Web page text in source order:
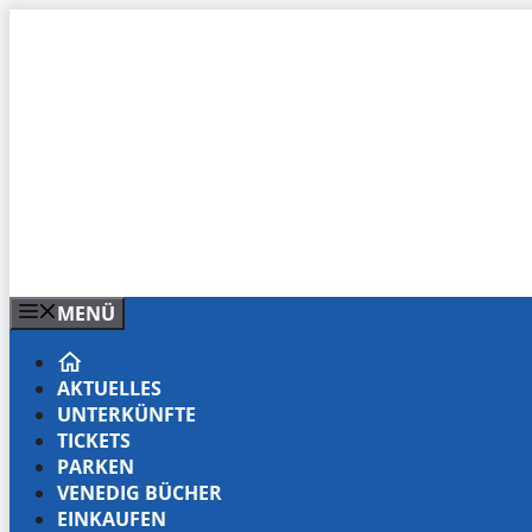
MENÜ
AKTUELLES
UNTERKÜNFTE
TICKETS
PARKEN
VENEDIG BÜCHER
EINKAUFEN